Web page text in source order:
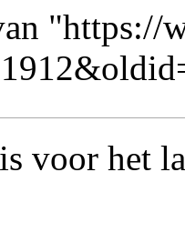
"https://
voor het